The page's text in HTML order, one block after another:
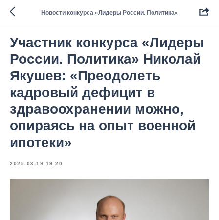
Новости конкурса «Лидеры России. Политика»
Участник конкурса «Лидеры
России. Политика» Николай
Якушев: «Преодолеть
кадровый дефицит в
здравоохранении можно,
опираясь на опыт военной
ипотеки»
2025-03-19 19:20